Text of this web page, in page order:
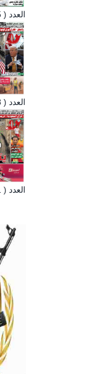
العدد ( 1905)
العدد ( 1903)
العدد ( 1901)